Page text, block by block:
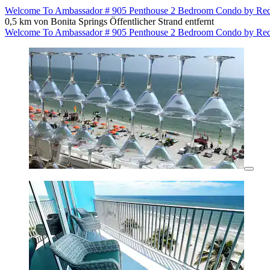
Welcome To Ambassador # 905 Penthouse 2 Bedroom Condo by
0,5 km von Bonita Springs Öffentlicher Strand entfernt
Welcome To Ambassador # 905 Penthouse 2 Bedroom Condo by